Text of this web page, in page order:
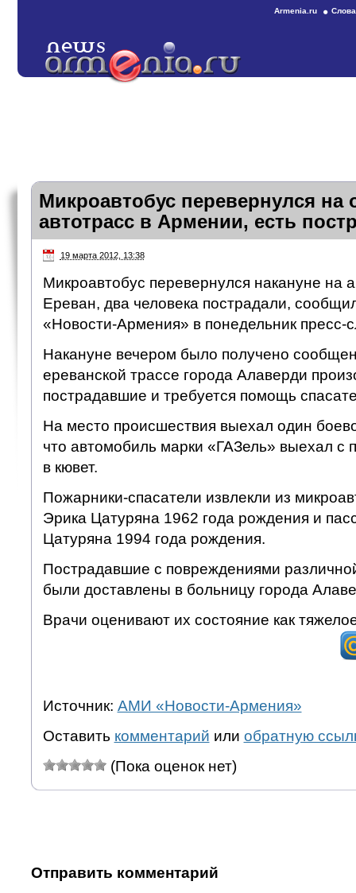
Armenia.ru
Микроавтобус перевернулся на
автотрасс в Армении, есть
19 марта 2012, 13:38
Микроавтобус перевернулся накануне на
Ереван, два человека пострадали,
«Новости-Армения» в понедельник
Накануне вечером было получено
ереванской трассе города Алаверди
пострадавшие и требуется помощь
На место происшествия выехал один
что автомобиль марки «ГАЗель» выехал с
в кювет.
Пожарники-спасатели извлекли из
Эрика Цатуряна 1962 года рождения и
Цатуряна 1994 года рождения.
Пострадавшие с повреждениями
были доставлены в больницу города
Врачи оценивают их состояние как
Источник: АМИ «Новости-Армения»
Оставить комментарий или обратную
(Пока оценок нет)
Отправить комментарий